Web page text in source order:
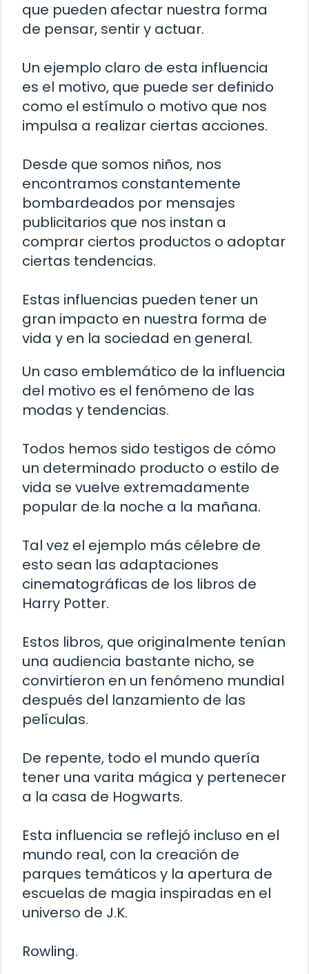
que pueden afectar nuestra forma
de pensar, sentir y actuar.
Un ejemplo claro de esta influencia
es el motivo, que puede ser definido
como el estímulo o motivo que nos
impulsa a realizar ciertas acciones.
Desde que somos niños, nos
encontramos constantemente
bombardeados por mensajes
publicitarios que nos instan a
comprar ciertos productos o adoptar
ciertas tendencias.
Estas influencias pueden tener un
gran impacto en nuestra forma de
vida y en la sociedad en general.
Un caso emblemático de la influencia
del motivo es el fenómeno de las
modas y tendencias.
Todos hemos sido testigos de cómo
un determinado producto o estilo de
vida se vuelve extremadamente
popular de la noche a la mañana.
Tal vez el ejemplo más célebre de
esto sean las adaptaciones
cinematográficas de los libros de
Harry Potter.
Estos libros, que originalmente tenían
una audiencia bastante nicho, se
convirtieron en un fenómeno mundial
después del lanzamiento de las
películas.
De repente, todo el mundo quería
tener una varita mágica y pertenecer
a la casa de Hogwarts.
Esta influencia se reflejó incluso en el
mundo real, con la creación de
parques temáticos y la apertura de
escuelas de magia inspiradas en el
universo de J.K.
Rowling.